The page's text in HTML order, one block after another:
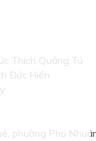
Thích Quảng Tú
Đức Hiển
phường Phú